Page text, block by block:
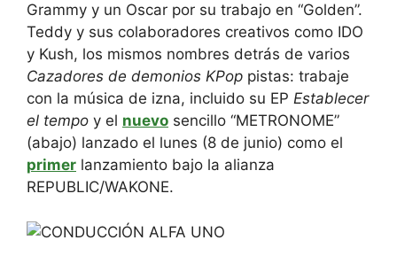
Grammy y un Oscar por su trabajo en “Golden”.
Teddy y sus colaboradores creativos como IDO
y Kush, los mismos nombres detrás de varios
Cazadores de demonios KPop pistas: trabaje
con la música de izna, incluido su EP Establecer
el tempo y el nuevo sencillo “METRONOME”
(abajo) lanzado el lunes (8 de junio) como el
primer lanzamiento bajo la alianza
REPUBLIC/WAKONE.